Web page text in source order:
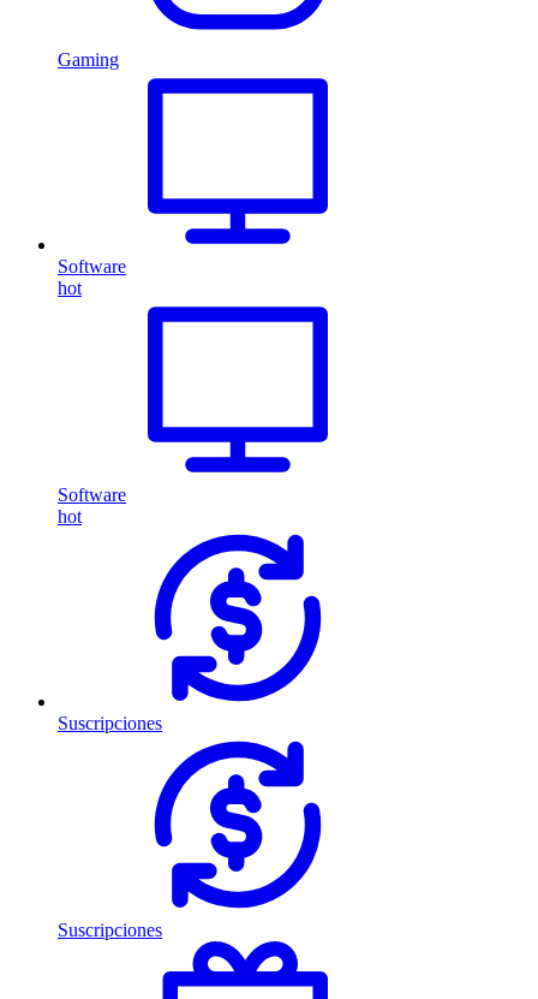
Gaming
Software
hot
Software
hot
Suscripciones
Suscripciones